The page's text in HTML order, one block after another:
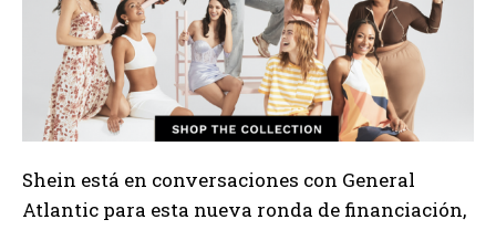
Shein está en conversaciones con General
Atlantic para esta nueva ronda de financiación,